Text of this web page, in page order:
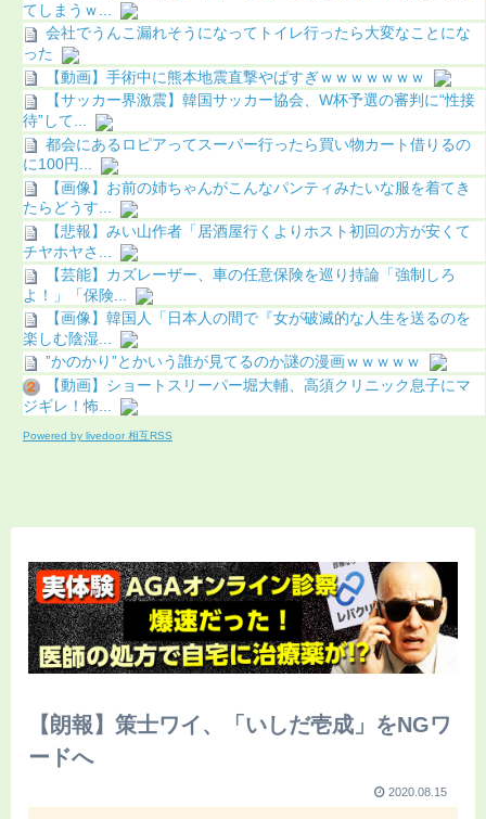
てしまうｗ...
会社でうんこ漏れそうになってトイレ行ったら大変なことにな
った
【動画】手術中に熊本地震直撃やばすぎｗｗｗｗｗｗｗ
【サッカー界激震】韓国サッカー協会、W杯予選の審判に“性接
待”して...
都会にあるロピアってスーパー行ったら買い物カート借りるの
に100円...
【画像】お前の姉ちゃんがこんなパンティみたいな服を着てき
たらどうす...
【悲報】みい山作者「居酒屋行くよりホスト初回の方が安くて
チヤホヤさ...
【芸能】カズレーザー、車の任意保険を巡り持論「強制しろ
よ！」「保険...
【画像】韓国人「日本人の間で『女が破滅的な人生を送るのを
楽しむ陰湿...
”かのかり”とかいう誰が見てるのか謎の漫画ｗｗｗｗｗ
【動画】ショートスリーパー堀大輔、高須クリニック息子にマ
ジギレ！怖...
Powered by livedoor 相互RSS
【朗報】策士ワイ、「いしだ壱成」をNGワ
ードへ
2020.08.15